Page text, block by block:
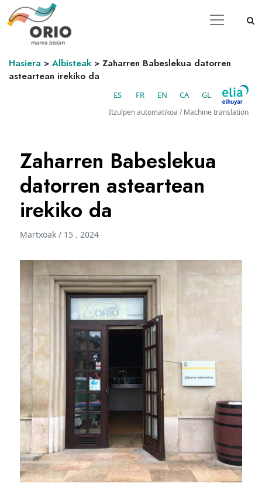
Hasiera > Albisteak > Zaharren Babeslekua datorren
asteartean irekiko da
ES FR EN CA GL
Itzulpen automatikoa / Machine translation
Zaharren Babeslekua
datorren asteartean
irekiko da
Martxoak / 15 . 2024